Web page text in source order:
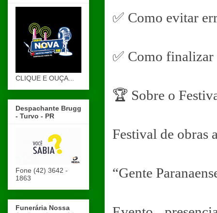
✅ Como evitar
✅ Como finalizar
🏆 Sobre o
Festival de obras
“Gente
CLIQUE E OUÇA...
Despachante Brugg
- Turvo - PR
Fone (42) 3642 -
1863
Funerária Nossa